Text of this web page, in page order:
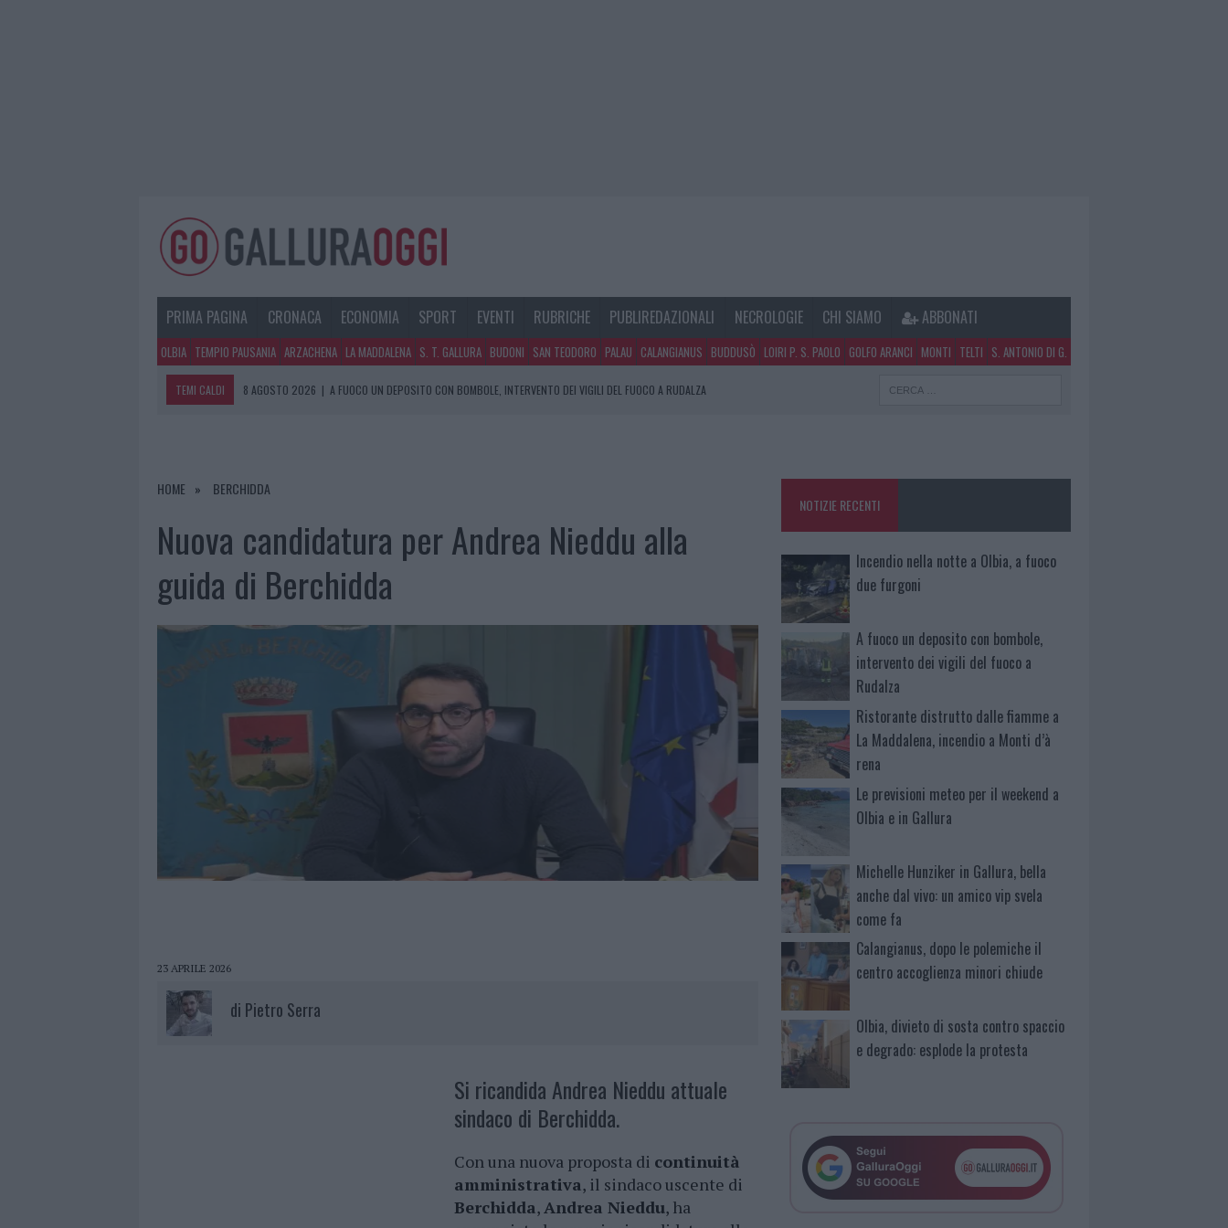
PRIMA PAGINA CRONACA ECONOMIA SPORT EVENTI RUBRICHE PUBLIREDAZIONALI NECROLOGIE CHI SIAMO ABBONATI
OLBIA TEMPIO PAUSANIA ARZACHENA LA MADDALENA S. T. GALLURA BUDONI SAN TEODORO PALAU CALANGIANUS BUDDUSÒ LOIRI P. S. PAOLO GOLFO ARANCI MONTI TELTI S. ANTONIO DI G.
TEMI CALDI 8 AGOSTO 2026 | A FUOCO UN DEPOSITO CON BOMBOLE, INTERVENTO DEI VIGILI DEL FUOCO A RUDALZA
7 AGOSTO 2026 |
MICHELLE HUNZIKER IN GALLURA, BELLA ANCHE DAL VIVO: UN AMICO VIP SVELA COME FA
HOME BERCHIDDA
Nuova candidatura per Andrea Nieddu alla
guida di Berchidda
23 APRILE 2026
di Pietro Serra
Si ricandida Andrea Nieddu attuale
sindaco di Berchidda.
Con una nuova proposta di continuità
amministrativa, il sindaco uscente di
Berchidda,Andrea Nieddu, ha
NOTIZIE RECENTI
Incendio nella notte a Olbia, a fuoco
due furgoni
A fuoco un deposito con bombole,
intervento dei vigili del fuoco a
Rudalza
Ristorante distrutto dalle fiamme a
La Maddalena, incendio a Monti d’à
rena
Le previsioni meteo per il weekend a
Olbia e in Gallura
Michelle Hunziker in Gallura, bella
anche dal vivo: un amico vip svela
come fa
Calangianus, dopo le polemiche il
centro accoglienza minori chiude
Olbia, divieto di sosta contro spaccio
e degrado: esplode la protesta